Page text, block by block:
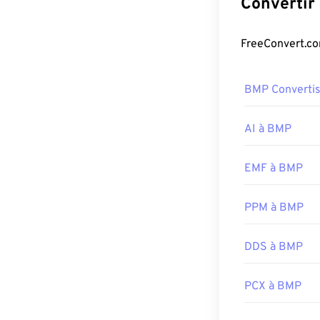
est
Le format
Microsoft.
d'exploitation
Outre
pensez à utiliser
etColorStrokes
BMP
AI à BMP
EMF à BMP
PPM à BMP
DDS à BMP
PCX à BMP